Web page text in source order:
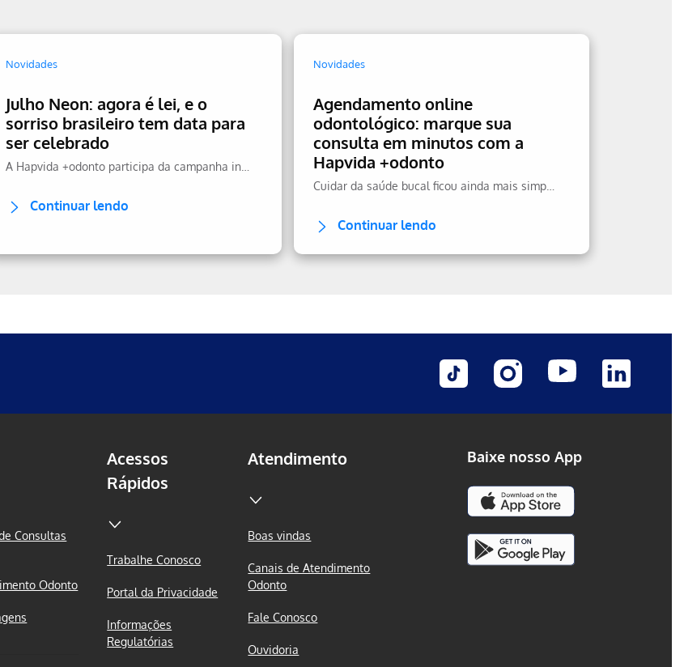
Novidades
Julho Neon: agora é lei, e o
sorriso brasileiro tem data para
ser celebrado
Continuar lendo
Novidades
Agendamento online
odontológico: marque sua
consulta em minutos com a
Hapvida +odonto
Continuar lendo
Consultas
Odonto
Acessos
Rápidos
Trabalhe Conosco
Portal da Privacidade
Informações
Regulatórias
Atendimento
Boas vindas
Canais de Atendimento
Odonto
Fale Conosco
Ouvidoria
Baixe nosso App